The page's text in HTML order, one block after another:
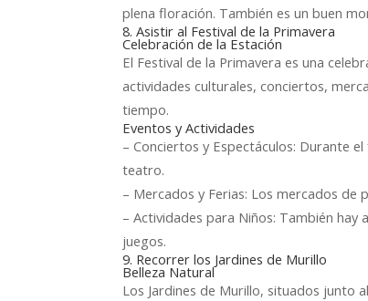
plena floración. También es un buen
8. Asistir al Festival de la Primavera
Celebración de la Estación
El Festival de la Primavera es una
actividades culturales, conciertos,
tiempo.
Eventos y Actividades
– Conciertos y Espectáculos: Durante
teatro.
– Mercados y Ferias: Los mercados
– Actividades para Niños: También
juegos.
9. Recorrer los Jardines de Murillo
Belleza Natural
Los Jardines de Murillo, situados junto